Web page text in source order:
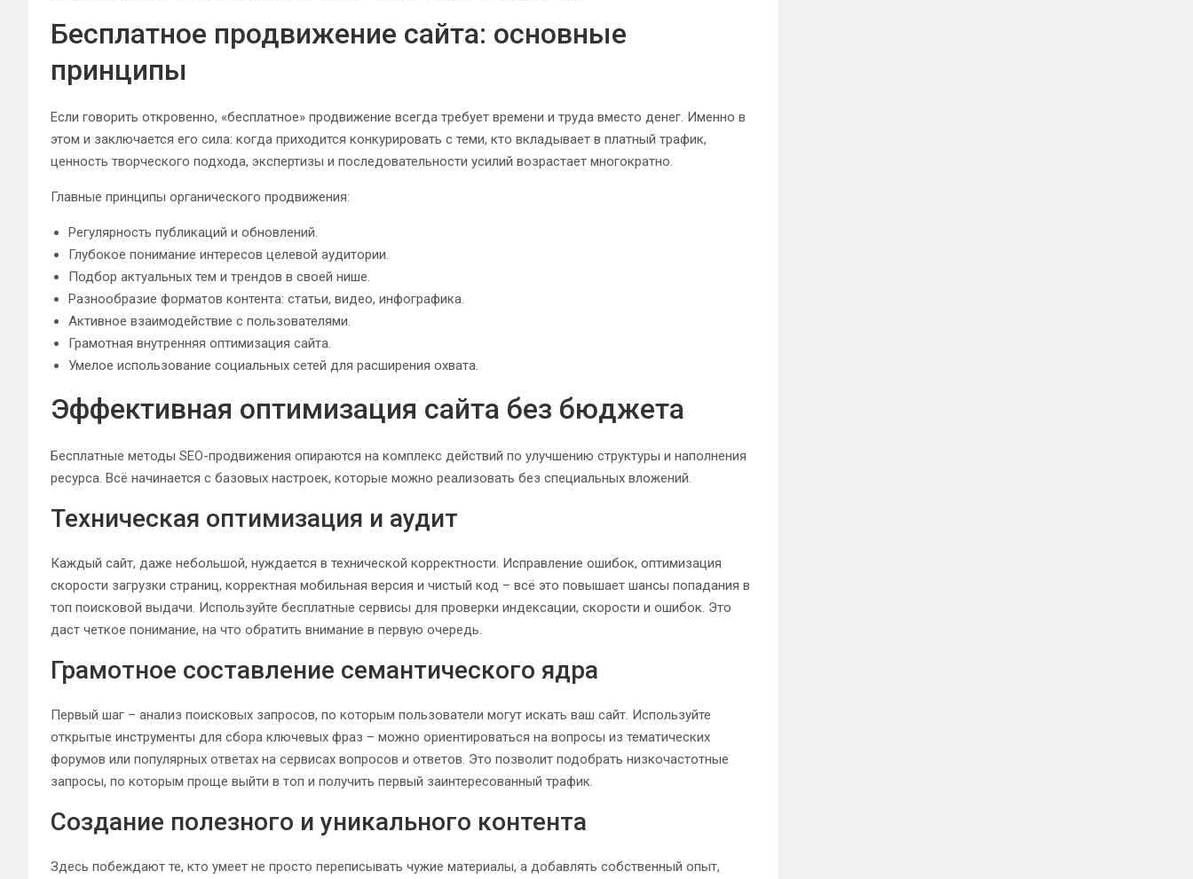
Бесплатное продвижение сайта: основные
принципы
Если говорить откровенно, «бесплатное» продвижение всегда требует времени и труда вместо денег. Именно в
этом и заключается его сила: когда приходится конкурировать с теми, кто вкладывает в платный трафик,
ценность творческого подхода, экспертизы и последовательности усилий возрастает многократно.
Главные принципы органического продвижения:
Регулярность публикаций и обновлений.
Глубокое понимание интересов целевой аудитории.
Подбор актуальных тем и трендов в своей нише.
Разнообразие форматов контента: статьи, видео, инфографика.
Активное взаимодействие с пользователями.
Грамотная внутренняя оптимизация сайта.
Умелое использование социальных сетей для расширения охвата.
Эффективная оптимизация сайта без бюджета
Бесплатные методы SEO-продвижения опираются на комплекс действий по улучшению структуры и наполнения
ресурса. Всё начинается с базовых настроек, которые можно реализовать без специальных вложений.
Техническая оптимизация и аудит
Каждый сайт, даже небольшой, нуждается в технической корректности. Исправление ошибок, оптимизация
скорости загрузки страниц, корректная мобильная версия и чистый код – всё это повышает шансы попадания в
топ поисковой выдачи. Используйте бесплатные сервисы для проверки индексации, скорости и ошибок. Это
даст четкое понимание, на что обратить внимание в первую очередь.
Грамотное составление семантического ядра
Первый шаг – анализ поисковых запросов, по которым пользователи могут искать ваш сайт. Используйте
открытые инструменты для сбора ключевых фраз – можно ориентироваться на вопросы из тематических
форумов или популярных ответах на сервисах вопросов и ответов. Это позволит подобрать низкочастотные
запросы, по которым проще выйти в топ и получить первый заинтересованный трафик.
Создание полезного и уникального контента
Здесь побеждают те, кто умеет не просто переписывать чужие материалы, а добавлять собственный опыт,